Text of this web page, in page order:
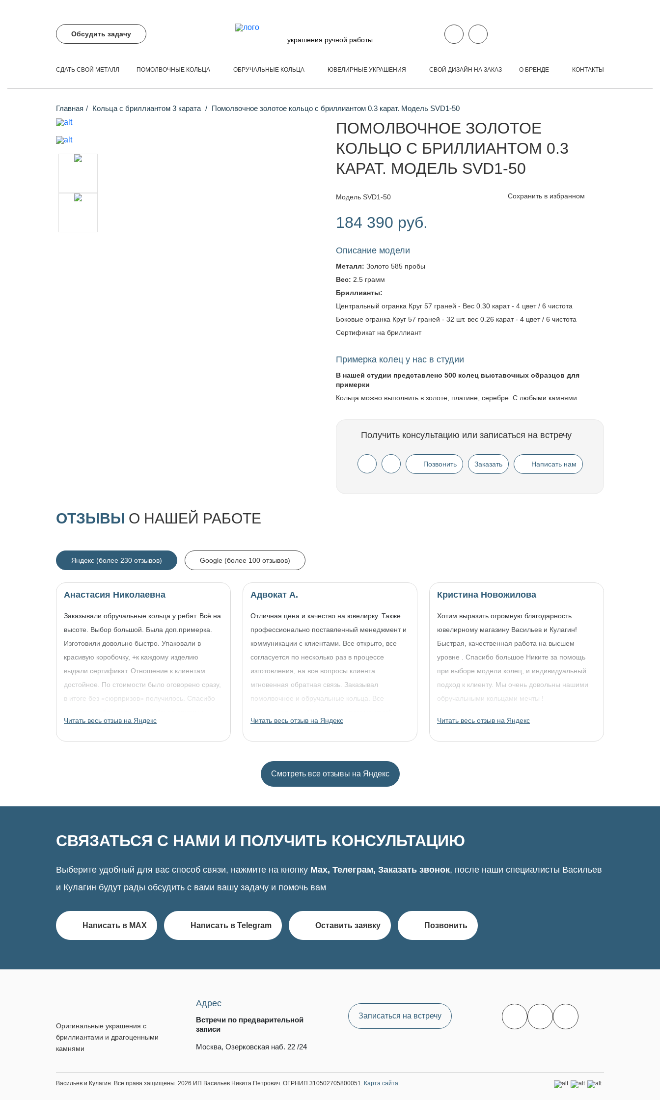
Обсудить задачу
украшения ручной работы
СДАТЬ СВОЙ МЕТАЛЛ ПОМОЛВОЧНЫЕ КОЛЬЦА ОБРУЧАЛЬНЫЕ КОЛЬЦА ЮВЕЛИРНЫЕ УКРАШЕНИЯ СВОЙ ДИЗАЙН НА ЗАКАЗ О БРЕНДЕ КОНТАКТЫ
Главная Кольца с бриллиантом 3 карата Помолвочное золотое кольцо с бриллиантом 0.3 карат. Модель SVD1-50
ПОМОЛВОЧНОЕ ЗОЛОТОЕ
КОЛЬЦО С БРИЛЛИАНТОМ 0.3
КАРАТ. МОДЕЛЬ SVD1-50
Модель SVD1-50 Сохранить в избранном
184 390 руб.
Описание модели
Металл: Золото 585 пробы
Вес: 2.5 грамм
Бриллианты:
Центральный огранка Круг 57 граней - Вес 0.30 карат - 4 цвет / 6 чистота
Боковые огранка Круг 57 граней - 32 шт. вес 0.26 карат - 4 цвет / 6 чистота
Сертификат на бриллиант
Примерка колец у нас в студии
В нашей студии представлено 500 колец выставочных образцов для
примерки
Кольца можно выполнить в золоте, платине, серебре. С любыми камнями
Получить консультацию или записаться на встречу
Позвонить Заказать Написать нам
ОТЗЫВЫ О НАШЕЙ РАБОТЕ
Яндекс (более 230 отзывов) Google (более 100 отзывов)
Анастасия Николаевна
Заказывали обручальные кольца у ребят. Всё на
высоте. Выбор большой. Была доп.примерка.
Изготовили довольно быстро. Упаковали в
красивую коробочку, +к каждому изделию
выдали сертификат. Отношение к клиентам
достойное. По стоимости было оговорено сразу,
в итоге без «сюрпризов» получилось. Спасибо
украшениями!
Читать весь отзыв на Яндекс
Адвокат А.
Отличная цена и качество на ювелирку. Также
профессионально поставленный менеджмент и
коммуникации с клиентами. Все открыто, все
согласуется по несколько раз в процессе
изготовления, на все вопросы клиента
мгновенная обратная связь. Заказывал
помолвочное и обручальные кольца. Все
Читать весь отзыв на Яндекс
Кристина Новожилова
Хотим выразить огромную благодарность
ювелирному магазину Васильев и Кулагин!
Быстрая, качественная работа на высшем
уровне . Спасибо большое Никите за помощь
при выборе модели колец, и индивидуальный
подход к клиенту. Мы очень довольны нашими
обручальными кольцами мечты !
Читать весь отзыв на Яндекс
Смотреть все отзывы на Яндекс
СВЯЗАТЬСЯ С НАМИ И ПОЛУЧИТЬ КОНСУЛЬТАЦИЮ
Выберите удобный для вас способ связи, нажмите на кнопку Max, Телеграм, Заказать звонок, после наши специалисты Васильев
и Кулагин будут рады обсудить с вами вашу задачу и помочь вам
Написать в MAX Написать в Telegram Оставить заявку Позвонить
Оригинальные украшения с
бриллиантами и драгоценными
камнями
Адрес
Встречи по предварительной
записи
Москва, Озерковская наб. 22 /24
Записаться на встречу
Васильев и Кулагин. Все права защищены. 2026 ИП Васильев Никита Петрович. ОГРНИП 310502705800051. Карта сайта